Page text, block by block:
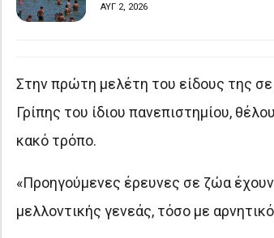
ΑΥΓ 2, 2026
Στην πρώτη μελέτη του είδους της
Γρίπης του ίδιου πανεπιστημίου,
κακό τρόπο.
«Προηγούμενες έρευνες σε ζώα έχουν
μελλοντικής γενεάς, τόσο με